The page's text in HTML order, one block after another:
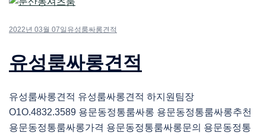
2022년 03월 07일 유성룸싸롱견적
유성룸싸롱견적
유성룸싸롱견적 유성룸싸롱견적 하지원팀장
O1O.4832.3589 용문동정통룸싸롱 용문동정통룸싸롱추천
용문동정통룸싸롱가격 용문동정통룸싸롱문의 용문동정통